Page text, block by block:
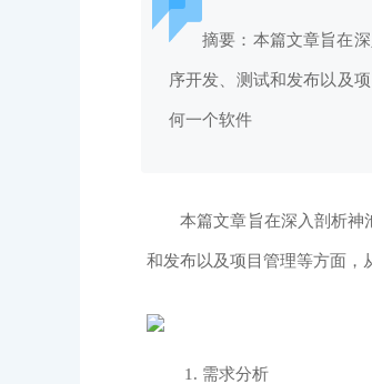
摘要：本篇文章旨在
序开发、测试和发布以及
何一个软件
本篇文章旨在深入剖析神池
和发布以及项目管理等方面，
1. 需求分析